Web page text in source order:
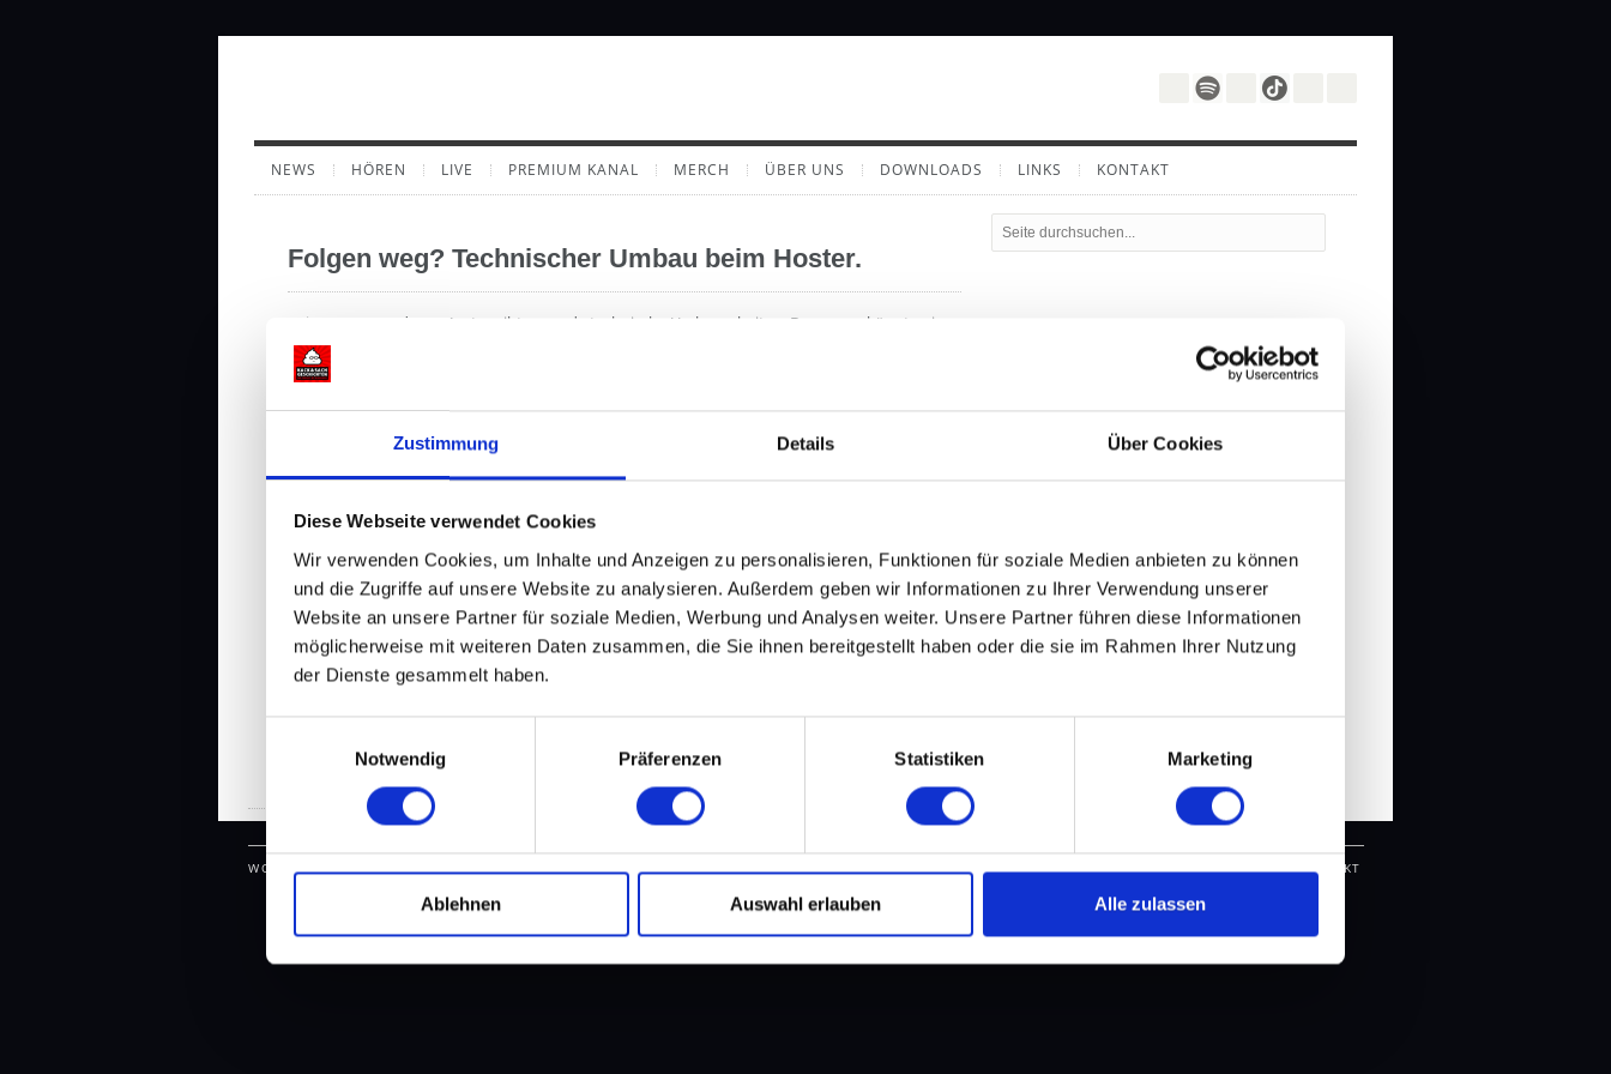
Zustimmung Details Über Cookies
Diese Webseite verwendet Cookies
Wir verwenden Cookies, um Inhalte und Anzeigen zu personalisieren, Funktionen für soziale Medien anbieten zu können
und die Zugriffe auf unsere Website zu analysieren. Außerdem geben wir Informationen zu Ihrer Verwendung unserer
Website an unsere Partner für soziale Medien, Werbung und Analysen weiter. Unsere Partner führen diese Informationen
möglicherweise mit weiteren Daten zusammen, die Sie ihnen bereitgestellt haben oder die sie im Rahmen Ihrer Nutzung
der Dienste gesammelt haben.
Notwendig
Präferenzen Statistiken Marketing
Ablehnen Auswahl erlauben Alle zulassen
NEWS HÖREN LIVE PREMIUM KANAL MERCH ÜBER UNS DOWNLOADS LINKS KONTAKT
Folgen weg? Technischer Umbau beim Hoster.
Bei unserem Podcast-Hoster gibt es grade technische Umbauarbeiten. Deswegen könnten in
den nächsten Tagen einige Folgen bei euch nicht abrufbar sein. Großes Sorry und danke für
eure Geduld. Der Premium Kanal ist davon nicht betroffen.
05 DEZ. 2025
Wenn aus scherzhaften Übertreibungen
spannender Gedankenstoff wird.
Für Fred und Tobi sind das keine Banalitäten,
sondern die großen Fragen der Menschheit.
Der Podcast Kack & Sachgeschichten spricht
über Filme, Serien, fiktive Welten und
Impressum / Datenschutz
WORDPRESS THEME: EVERMORE BY PEXETO NEWS HÖREN LIVE PREMIUM KANAL MERCH ÜBER UNS DOWNLOADS LINKS KONTAKT